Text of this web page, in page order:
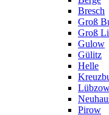
Bresch
Groß
Groß
Gulow
Gülitz
Helle
Pirow